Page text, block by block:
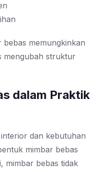
bebas memungkinkan
mengubah struktur
dalam Praktik
dan kebutuhan
mimbar bebas
mimbar bebas tidak